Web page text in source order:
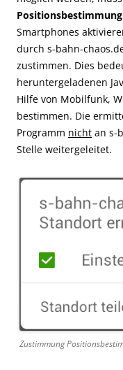
Positionsbestimmung
Smartphones
durch s-bahn-
zustimmen. Dies
heruntergeladenen
Hilfe von Mobilfunk,
bestimmen. Die
Programm nicht an s-
Stelle weitergeleitet.
Zustimmung